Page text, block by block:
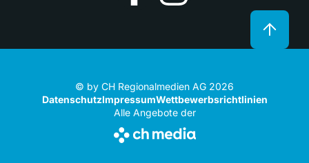
© by CH Regionalmedien AG 2026
DatenschutzImpressumWettbewerbsrichtlinien
Alle Angebote der